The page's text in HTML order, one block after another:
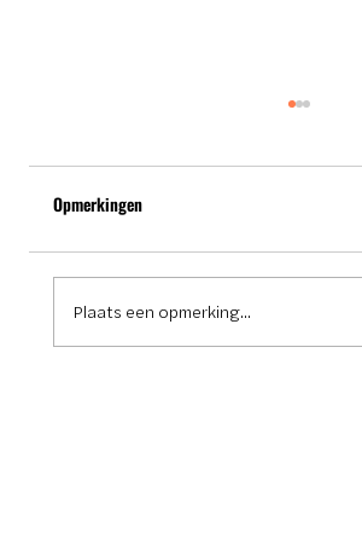
Opmerkingen
Plaats een opmerking...